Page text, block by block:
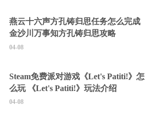
燕云十六声方孔铸归思任务怎么完成
金沙川万事知方孔铸归思攻略
04-08
Steam免费派对游戏《Let's Patiti!》怎
么玩 《Let's Patiti!》玩法介绍
04-08